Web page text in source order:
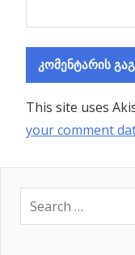
This site uses
your comment